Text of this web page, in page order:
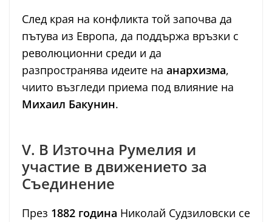
След края на конфликта той започва да
пътува из Европа, да поддържа връзки с
революционни среди и да
разпространява идеите на анархизма,
чиито възгледи приема под влияние на
Михаил Бакунин.
V. В Източна Румелия и
участие в движението за
Съединение
През 1882 година Николай Судзиловски се